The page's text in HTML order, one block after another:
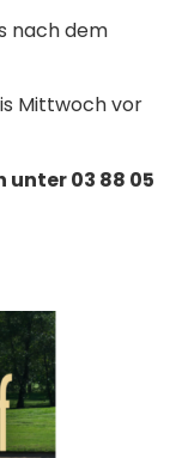
nach dem
Mittwoch vor
03 88 05